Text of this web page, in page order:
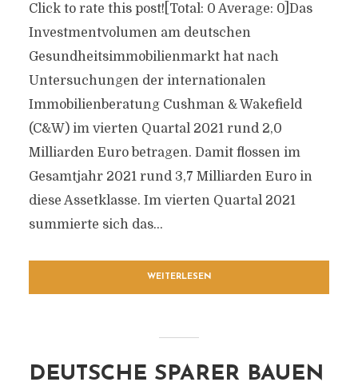
Click to rate this post![Total: 0 Average: 0]Das
Investmentvolumen am deutschen
Gesundheitsimmobilienmarkt hat nach
Untersuchungen der internationalen
Immobilienberatung Cushman & Wakefield
(C&W) im vierten Quartal 2021 rund 2,0
Milliarden Euro betragen. Damit flossen im
Gesamtjahr 2021 rund 3,7 Milliarden Euro in
diese Assetklasse. Im vierten Quartal 2021
summierte sich das...
WEITERLESEN
DEUTSCHE SPARER BAUEN